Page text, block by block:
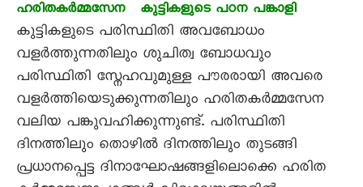
ഹരിതകർമ്മസേന കുട്ടികളുടെ പഠന പങ്കാളി
കുട്ടികളുടെ പരിസ്ഥിതി അവബോധം
വളർത്തുന്നതിലും ശുചിത്വ ബോധവും
പരിസ്ഥിതി സ്നേഹവുമുള്ള പൗരരായി അവരെ
വളർത്തിയെടുക്കുന്നതിലും ഹരിതകർമ്മസേന
വലിയ പങ്കുവഹിക്കുന്നുണ്ട്. പരിസ്ഥിതി
ദിനത്തിലും തൊഴിൽ ദിനത്തിലും തുടങ്ങി
പ്രധാനപ്പെട്ട ദിനാഘോഷങ്ങളിലൊക്കെ ഹരിത